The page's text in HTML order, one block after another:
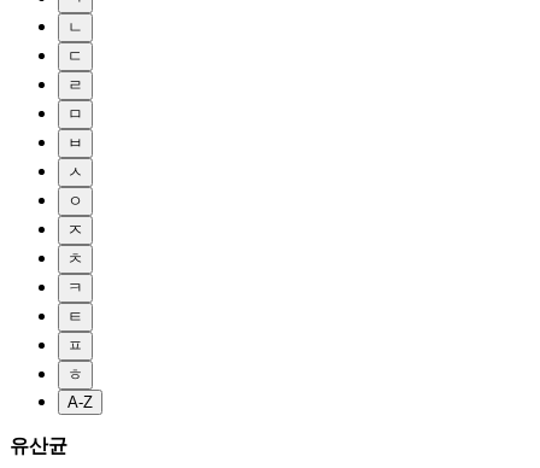
ㄴ
ㄷ
ㄹ
ㅁ
ㅂ
ㅅ
ㅇ
ㅈ
ㅊ
ㅋ
ㅌ
ㅍ
ㅎ
A-Z
유산균